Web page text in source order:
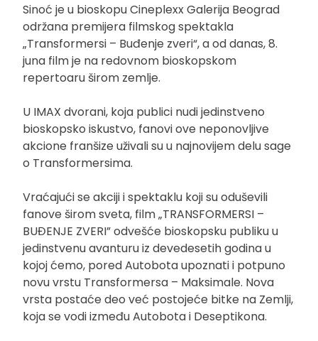
Sinoć je u bioskopu Cineplexx Galerija Beograd
održana premijera filmskog spektakla
„Transformersi – Buđenje zveri“, a od danas, 8.
juna film je na redovnom bioskopskom
repertoaru širom zemlje.
U IMAX dvorani, koja publici nudi jedinstveno
bioskopsko iskustvo, fanovi ove neponovljive
akcione franšize uživali su u najnovijem delu sage
o Transformersima.
Vraćajući se akciji i spektaklu koji su oduševili
fanove širom sveta, film „TRANSFORMERSI –
BUĐENJE ZVERI” odvešće bioskopsku publiku u
jedinstvenu avanturu iz devedesetih godina u
kojoj ćemo, pored Autobota upoznati i potpuno
novu vrstu Transformersa – Maksimale. Nova
vrsta postaće deo već postojeće bitke na Zemlji,
koja se vodi između Autobota i Deseptikona.